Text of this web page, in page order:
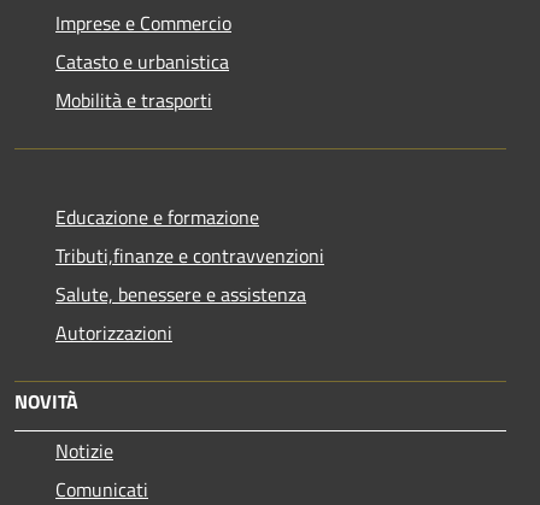
Imprese e Commercio
Catasto e urbanistica
Mobilità e trasporti
Educazione e formazione
Tributi,finanze e contravvenzioni
Salute, benessere e assistenza
Autorizzazioni
NOVITÀ
Notizie
Comunicati